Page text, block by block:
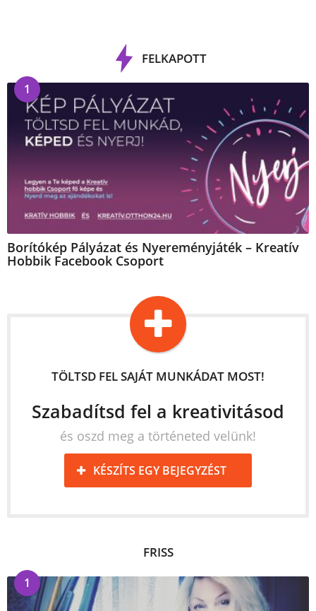
FELKAPOTT
1
Borítókép Pályázat és Nyereményjáték – Kreatív
Hobbik Facebook Csoport
TÖLTSD FEL SAJÁT MUNKÁDAT MOST!
Szabadítsd fel a kreativitásod
és oszd meg a történeted velünk!
KÉSZÍTS EGY BEJEGYZÉST
FRISS
1